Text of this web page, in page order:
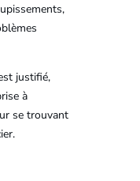
justifié,
à
se trouvant